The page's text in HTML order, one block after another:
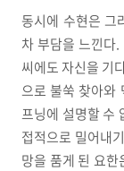
동시에 수현은 그
차 부담을 느낀다
씨에도 자신을 기
으로 불쑥 찾아와
프닝에 설명할 수
접적으로 밀어내
망을 품게 된 요